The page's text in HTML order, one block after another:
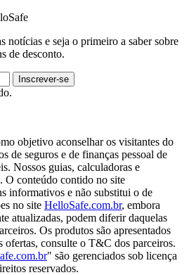
notícias e seja o primeiro a saber sobre
de desconto.
Inscrever-se
objetivo aconselhar os visitantes do
de seguros e de finanças pessoal de
Nossos guias, calculadoras e
O conteúdo contido no site
informativos e não substitui o de
no site HelloSafe.com.br, embora
atualizadas, podem diferir daquelas
Os produtos são apresentados
ofertas, consulte o T&C dos parceiros.
" são gerenciados sob licença
reservados.